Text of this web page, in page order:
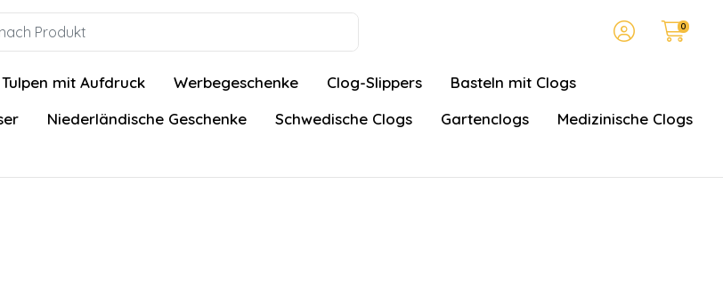
0
Tulpen mit Aufdruck Werbegeschenke Clog-Slippers
Basteln mit Clogs
Niederländische Geschenke Schwedische Clogs Gartenclogs
Medizinische Clogs